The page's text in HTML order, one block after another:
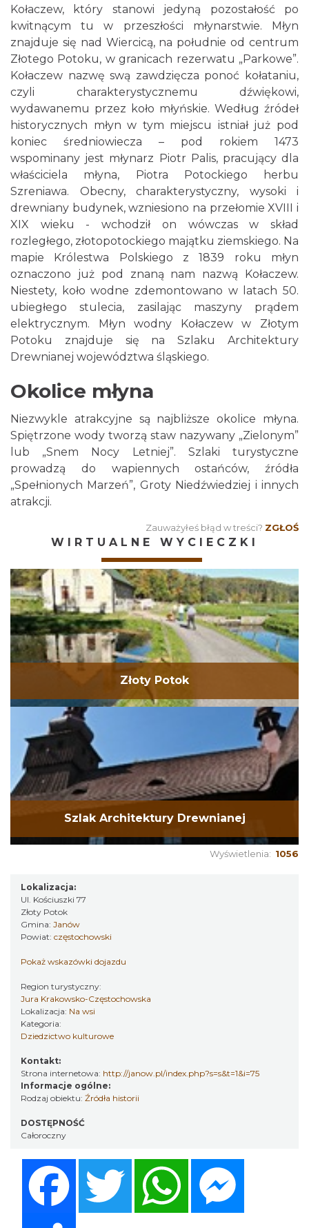
Kołaczew, który stanowi jedyną pozostałość po
kwitnącym tu w przeszłości młynarstwie. Młyn
znajduje się nad Wiercicą, na południe od centrum
Złotego Potoku, w granicach rezerwatu „Parkowe”.
Kołaczew nazwę swą zawdzięcza ponoć kołataniu,
czyli charakterystycznemu dźwiękowi,
wydawanemu przez koło młyńskie. Według źródeł
historycznych młyn w tym miejscu istniał już pod
koniec średniowiecza – pod rokiem 1473
wspominany jest młynarz Piotr Palis, pracujący dla
właściciela młyna, Piotra Potockiego herbu
Szreniawa. Obecny, charakterystyczny, wysoki i
drewniany budynek, wzniesiono na przełomie XVIII i
XIX wieku - wchodził on wówczas w skład
rozległego, złotopotockiego majątku ziemskiego. Na
mapie Królestwa Polskiego z 1839 roku młyn
oznaczono już pod znaną nam nazwą Kołaczew.
Niestety, koło wodne zdemontowano w latach 50.
ubiegłego stulecia, zasilając maszyny prądem
elektrycznym. Młyn wodny Kołaczew w Złotym
Potoku znajduje się na Szlaku Architektury
Drewnianej województwa śląskiego.
Okolice młyna
Niezwykle atrakcyjne są najbliższe okolice młyna.
Spiętrzone wody tworzą staw nazywany „Zielonym”
lub „Snem Nocy Letniej”. Szlaki turystyczne
prowadzą do wapiennych ostańców, źródła
„Spełnionych Marzeń”, Groty Niedźwiedziej i innych
atrakcji.
Zauważyłeś błąd w treści? ZGŁOŚ
WIRTUALNE WYCIECZKI
Złoty Potok
Szlak Architektury Drewnianej
Wyświetlenia: 1056
Lokalizacja:
Ul. Kościuszki 77
Złoty Potok
Gmina: Janów
Powiat: częstochowski
Pokaż wskazówki dojazdu
Region turystyczny:
Jura Krakowsko-Częstochowska
Lokalizacja: Na wsi
Kategoria:
Dziedzictwo kulturowe
Kontakt:
Strona internetowa: http://janow.pl/index.php?s=s&t=1&i=75
Informacje ogólne:
Rodzaj obiektu: Źródła historii
DOSTĘPNOŚĆ
Całoroczny
Twitter WhatsApp